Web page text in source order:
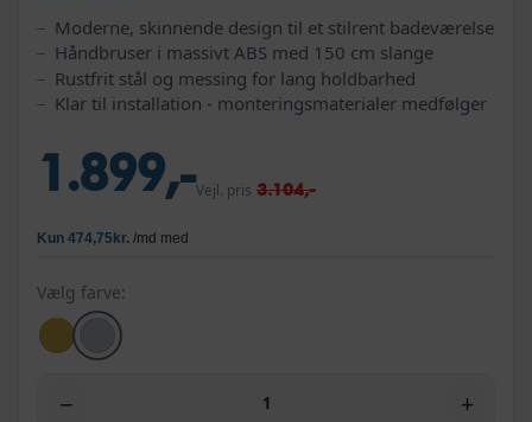
Moderne, skinnende design til et stilrent badeværelse
Håndbruser i massivt ABS med 150 cm slange
Rustfrit stål og messing for lang holdbarhed
Klar til installation - monteringsmaterialer medfølger
1.899,-Vejl. pris 3.104,-
Vælg farve:
− +